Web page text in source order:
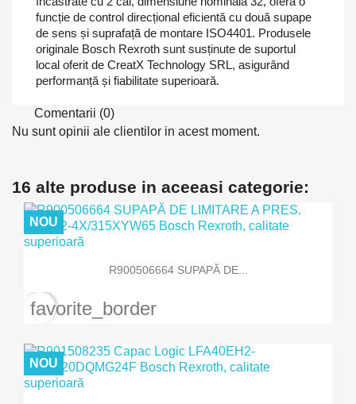
funcție de control direcțional eficientă cu două supape
de sens și suprafață de montare ISO4401. Produsele
originale Bosch Rexroth sunt susținute de suportul
local oferit de CreatX Technology SRL, asigurând
performanță și fiabilitate superioară.
Comentarii (0)
Nu sunt opinii ale clientilor in acest moment.
16 alte produse in aceeasi categorie:
R900506664 SUPAPĂ DE...
NOU
favorite_border
NOU